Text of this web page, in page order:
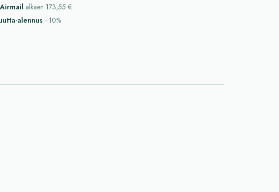
alkaen 173,55 €
alennus −10%